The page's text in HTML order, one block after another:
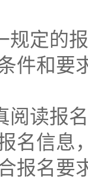
规定的
件和要
阅读报
名信息
报名要